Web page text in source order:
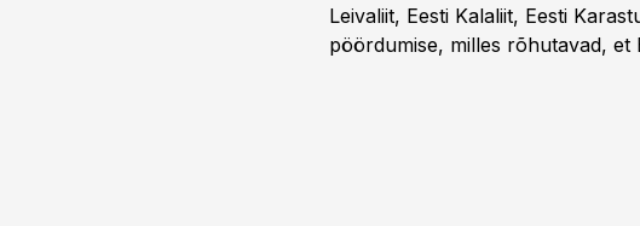
Leivaliit, Eesti Kalaliit, Eesti
pöördumise, milles rõhutavad, et